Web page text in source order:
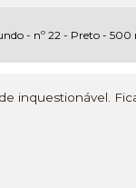
- nº 22 - Preto - 500
inquestionável.